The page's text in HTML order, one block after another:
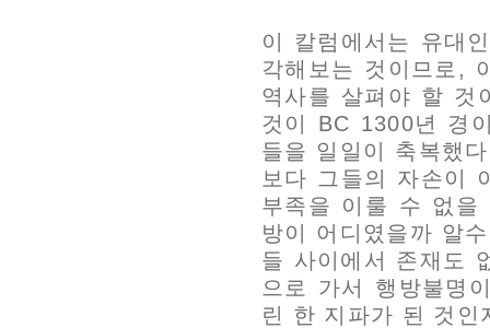
이 칼럼에서는 유대
각해보는 것이므로,
역사를 살펴야 할 것
것이 BC 1300년 경
들을 일일이 축복했
보다 그들의 자손이
부족을 이룰 수 없을
방이 어디였을까 알
들 사이에서 존재도
으로 가서 행방불명
린 한 지파가 된 것인